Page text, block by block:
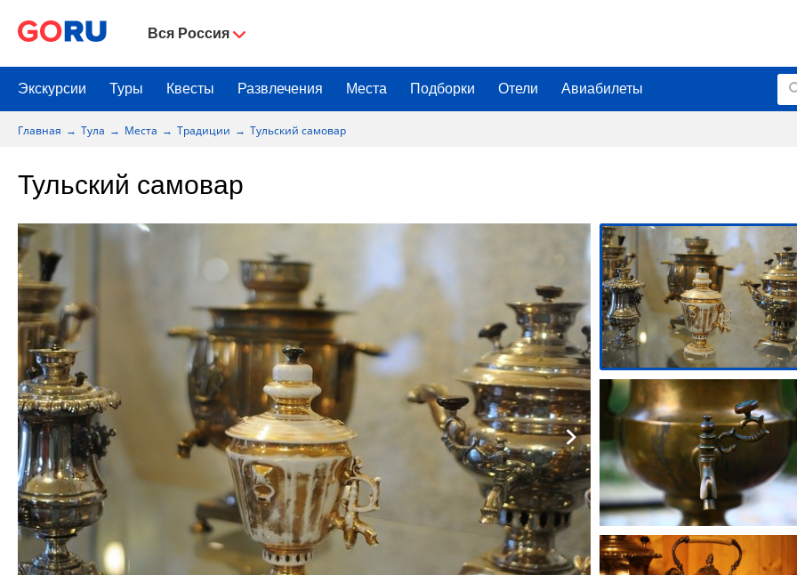
Вся Россия
Экскурсии Туры Квесты Развлечения Места Подборки Отели Авиабилеты
Главная Тула Места Традиции Тульский самовар
Тульский самовар